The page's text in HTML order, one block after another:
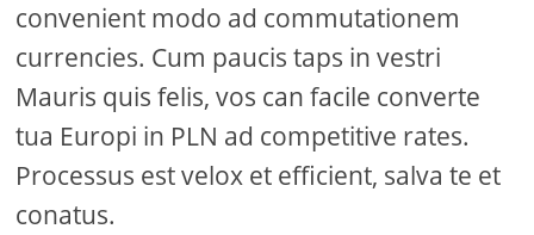
convenient modo ad commutationem
currencies. Cum paucis taps in vestri
Mauris quis felis, vos can facile converte
tua Europi in PLN ad competitive rates.
Processus est velox et efficient, salva te et
conatus.